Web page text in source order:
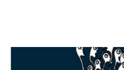
© Laurens Bekemans